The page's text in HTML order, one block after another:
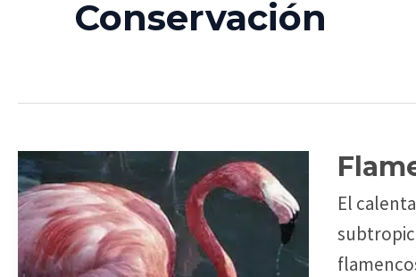
Conservación
El
y
Global